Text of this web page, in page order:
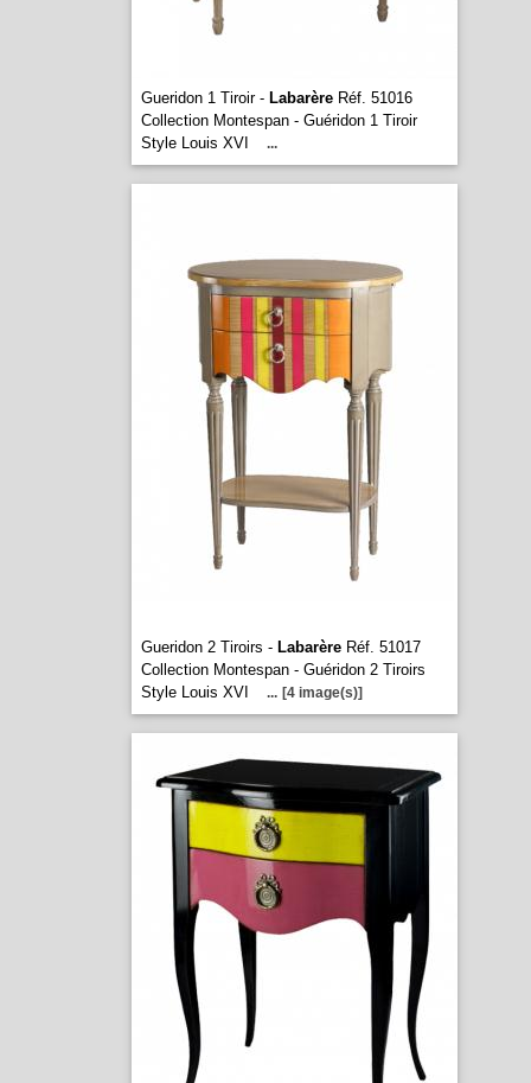
Gueridon 1 Tiroir - LabarèreRéf. 51016
Collection Montespan - Guéridon 1 Tiroir
Style Louis XVI
...
Gueridon 2 Tiroirs - LabarèreRéf. 51017
Collection Montespan - Guéridon 2 Tiroirs
Style Louis XVI
... [4 image(s)]